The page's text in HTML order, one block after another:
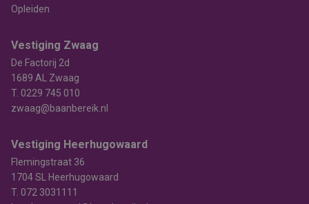
Opleiden
Vestiging Zwaag
De Factorij 2d
1689 AL Zwaag
T. 0229 745 010
zwaag@baanbereik.nl
Vestiging Heerhugowaard
Flemingstraat 36
1704 SL Heerhugowaard
T. 072 3031111